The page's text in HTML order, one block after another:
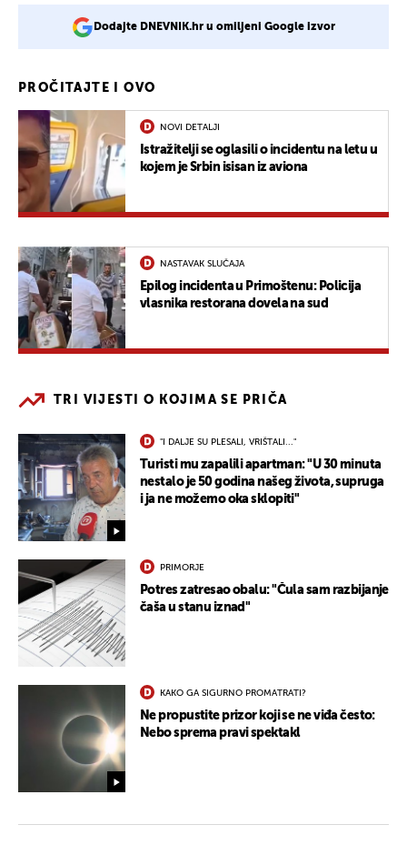
Dodajte DNEVNIK.hr u omiljeni Google izvor
PROČITAJTE I OVO
NOVI DETALJI
Istražitelji se oglasili o incidentu na letu u
kojem je Srbin isisan iz aviona
NASTAVAK SLUČAJA
Epilog incidenta u Primoštenu: Policija
vlasnika restorana dovela na sud
TRI VIJESTI O KOJIMA SE PRIČA
"I DALJE SU PLESALI, VRIŠTALI..."
Turisti mu zapalili apartman: "U 30 minuta
nestalo je 50 godina našeg života, supruga
i ja ne možemo oka sklopiti"
PRIMORJE
Potres zatresao obalu: "Čula sam razbijanje
čaša u stanu iznad"
KAKO GA SIGURNO PROMATRATI?
Ne propustite prizor koji se ne viđa često:
Nebo sprema pravi spektakl